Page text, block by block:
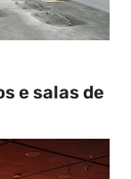
e salas de